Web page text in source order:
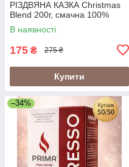
РІЗДВЯНА КАЗКА Christmas
Blend 200г, смачна 100%
арабіка
В наявності
175 ₴ 275 ₴
Купити
–34%